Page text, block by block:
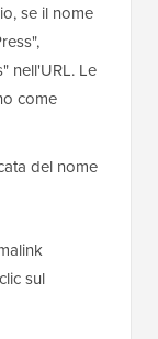
se il nome
nell'URL. Le
come
del nome
sul